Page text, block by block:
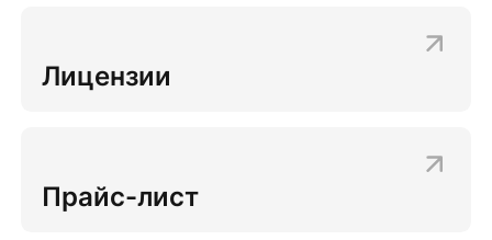
Лицензии
Прайс-лист